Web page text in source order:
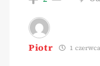
Piotr 1